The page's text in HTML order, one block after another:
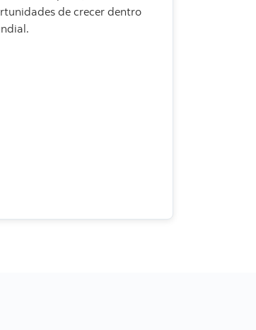
de crecer dentro